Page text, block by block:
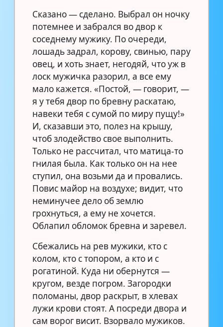
Сказано — сделано. Выбрал он ночку
потемнее и забрался во двор к
соседнему мужику. По очереди,
лошадь задрал, корову, свинью, пару
овец, и хоть знает, негодяй, что уж в
лоск мужичка разорил, а все ему
мало кажется. «Постой, — говорит, —
я у тебя двор по бревну раскатаю,
навеки тебя с сумой по миру пущу!»
И, сказавши это, полез на крышу,
чтоб злодейство свое выполнить.
Только не рассчитал, что матица-то
гнилая была. Как только он на нее
ступил, она возьми да и провались.
Повис майор на воздухе; видит, что
неминучее дело об землю
грохнуться, а ему не хочется.
Облапил обломок бревна и заревел.
Сбежались на рев мужики, кто с
колом, кто с топором, а кто и с
рогатиной. Куда ни обернутся —
кругом, везде погром. Загородки
поломаны, двор раскрыт, в хлевах
лужи крови стоят. А посреди двора и
сам ворог висит. Взорвало мужиков.